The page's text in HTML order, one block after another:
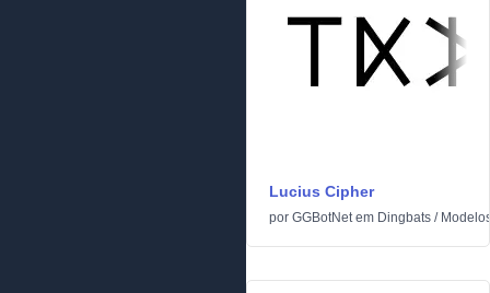
Lucius Cipher
por GGBotNetem Dingbats /